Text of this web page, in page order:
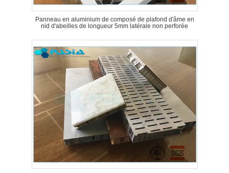
Panneau en aluminium de composé de plafond d'âme en
nid d'abeilles de longueur 5mm latérale non perforée